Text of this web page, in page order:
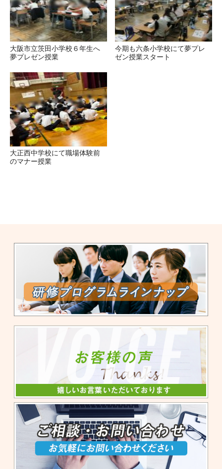
大阪市立茨田小学校６年生へ
夢プレゼン授業
今期も六条小学校にて夢プレ
ゼン授業スタート
大正西中学校にて職場体験前
のマナー授業